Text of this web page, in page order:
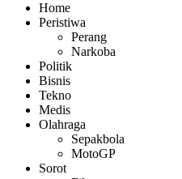
Home
Peristiwa
Perang
Narkoba
Politik
Bisnis
Tekno
Medis
Olahraga
Sepakbola
MotoGP
Sorot